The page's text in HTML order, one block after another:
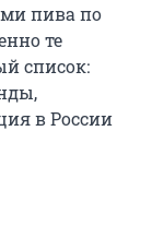
пива по
те
список:
в России